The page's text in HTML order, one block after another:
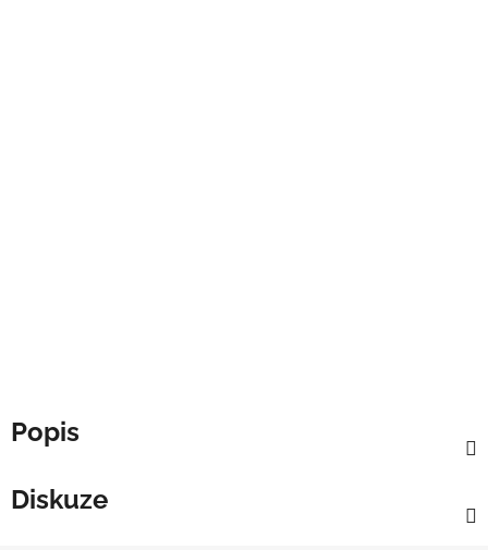
Popis
Diskuze